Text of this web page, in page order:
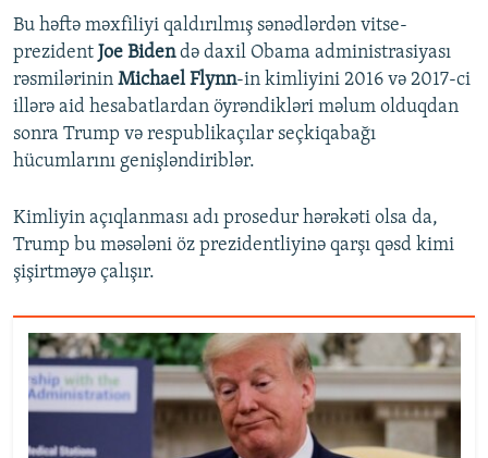
Bu həftə məxfiliyi qaldırılmış sənədlərdən vitse-
prezident Joe Bidendə daxil Obama administrasiyası
rəsmilərinin Michael Flynn-in kimliyini 2016 və 2017-ci
illərə aid hesabatlardan öyrəndikləri məlum olduqdan
sonra Trump və respublikaçılar seçkiqabağı
hücumlarını genişləndiriblər.
Kimliyin açıqlanması adı prosedur hərəkəti olsa da,
Trump bu məsələni öz prezidentliyinə qarşı qəsd kimi
şişirtməyə çalışır.